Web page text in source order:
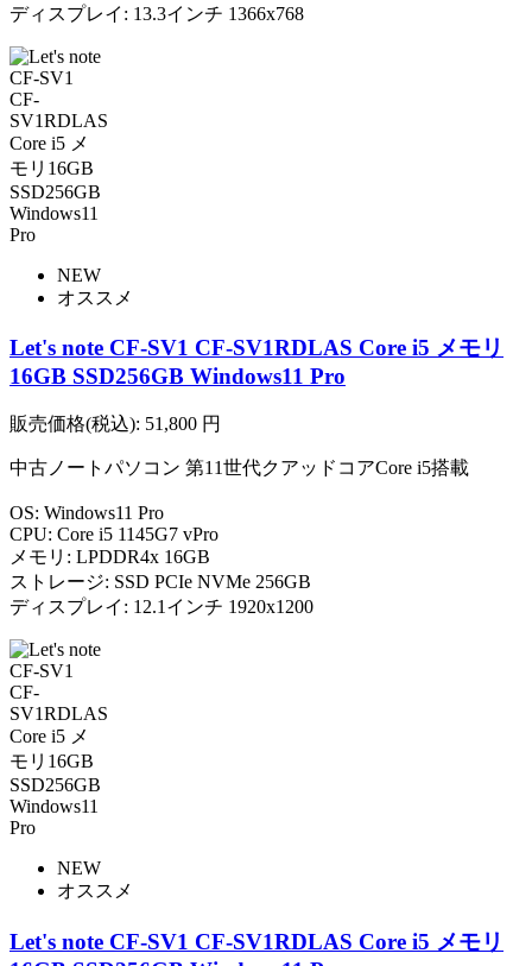
ディスプレイ: 13.3インチ 1366x768
NEW
オススメ
Let's note CF-SV1 CF-SV1RDLAS Core i5 メモリ
16GB SSD256GB Windows11 Pro
販売価格(税込): 51,800 円
中古ノートパソコン 第11世代クアッドコアCore i5搭載
OS: Windows11 Pro
CPU: Core i5 1145G7 vPro
メモリ: LPDDR4x 16GB
ストレージ: SSD PCIe NVMe 256GB
ディスプレイ: 12.1インチ 1920x1200
NEW
オススメ
Let's note CF-SV1 CF-SV1RDLAS Core i5 メモリ